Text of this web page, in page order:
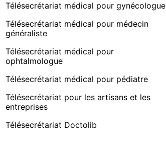
Télésecrétariat médical pour gynécologue
Télésecrétariat médical pour médecin
généraliste
Télésecrétariat médical pour
ophtalmologue
Télésecrétariat médical pour pédiatre
Télésecrétariat pour les artisans et les
entreprises
Télésecrétariat Doctolib